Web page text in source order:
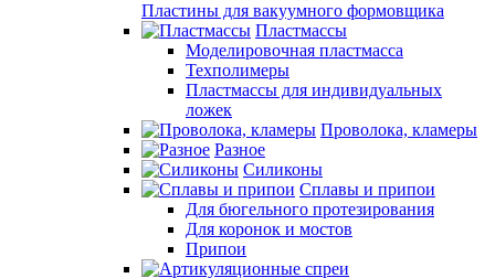
Пластины для вакуумного формовщика
Пластмассы
Моделировочная пластмасса
Техполимеры
Пластмассы для индивидуальных
ложек
Проволока, кламеры
Разное
Силиконы
Сплавы и припои
Для бюгельного протезирования
Для коронок и мостов
Припои